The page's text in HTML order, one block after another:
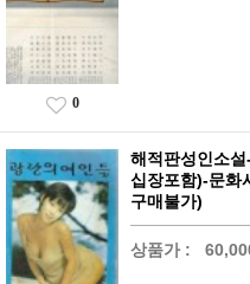
0
해적판성인소
십장포함)-문화
구매불가)
상품가 :